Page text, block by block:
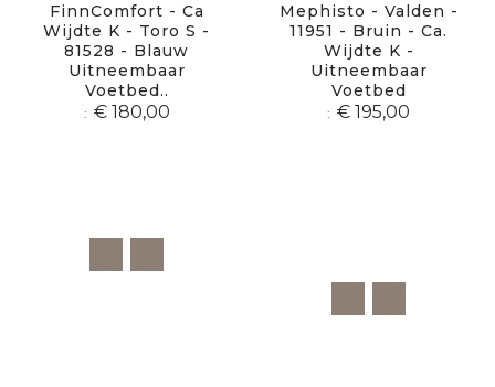
FinnComfort - Ca
Wijdte K - Toro S -
81528 - Blauw
Uitneembaar
Voetbed..
€ 180,00
Mephisto - Valden -
11951 - Bruin - Ca.
Wijdte K -
Uitneembaar
Voetbed
€ 195,00